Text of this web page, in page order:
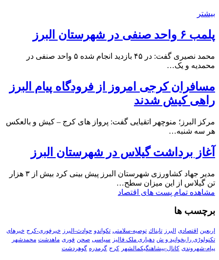
بیشتر
پلمب ۶ واحد صنفی در شهرستان البرز
محمد نصیری گفت: در ۴۵ بازدید انجام شده ۵ واحد صنفی در
محمدیه و یک…
مسافران کرجی امروز از فرودگاه پیام البرز
راهی کیش شدند
مرکز البرز؛ منوچهر اتقیایی گفت: پرواز های کرج – کیش و بالعکس
هر سه شنبه…
آغاز برداشت گیلاس در شهرستان البرز
مدیر جهاد کشاورزی شهرستان البرز پیش بینی کرد بیش از ۳ هزار
تن گیلاس از این میزان سطح…
مشاهده تمام پست های اقتصاد
برچسب ها
اربعین اقتصادی البرز تابناك توصیه-سلامتی تکواندو حوادث-البرز خبرفوری-کرج خبرهای
تکنولوڑی را بخوانید و ش دهیاری ملک فالیز سیاسی صحن فوری ماهدشت محمدشهر
پیام-شهروندی کانال-پیشاهنگیکمالشهر کرج گرمدره گوهردشت